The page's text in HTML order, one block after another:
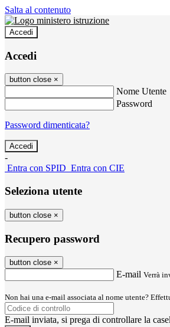
Salta al contenuto
Accedi
Accedi
button close ×
Nome Utente
Password
Password dimenticata?
-
Entra con SPID Entra con CIE
Seleziona utente
button close ×
Recupero password
button close ×
E-mail Verrà
Non hai una e-mail associata al nome utente?
E-mail inviata, si prega di controllare la